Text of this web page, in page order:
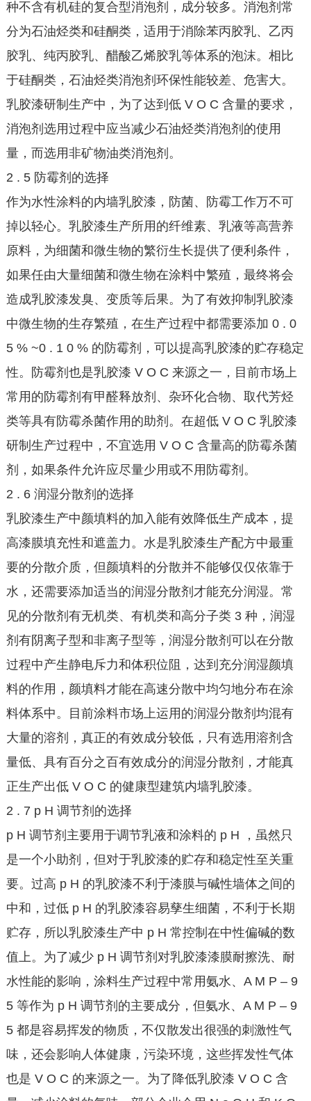
种不含有机硅的复合型消泡剂，成分较多。消泡剂常
分为石油烃类和硅酮类，适用于消除苯丙胶乳、乙丙
胶乳、纯丙胶乳、醋酸乙烯胶乳等体系的泡沫。相比
于硅酮类，石油烃类消泡剂环保性能较差、危害大。
乳胶漆研制生产中，为了达到低 V O C 含量的要求，
消泡剂选用过程中应当减少石油烃类消泡剂的使用
量，而选用非矿物油类消泡剂。
2 . 5 防霉剂的选择
作为水性涂料的内墙乳胶漆，防菌、防霉工作万不可
掉以轻心。乳胶漆生产所用的纤维素、乳液等高营养
原料，为细菌和微生物的繁衍生长提供了便利条件，
如果任由大量细菌和微生物在涂料中繁殖，最终将会
造成乳胶漆发臭、变质等后果。为了有效抑制乳胶漆
中微生物的生存繁殖，在生产过程中都需要添加 0 . 0
5 % ~0 . 1 0 % 的防霉剂，可以提高乳胶漆的贮存稳定
性。防霉剂也是乳胶漆 V O C 来源之一，目前市场上
常用的防霉剂有甲醛释放剂、杂环化合物、取代芳烃
类等具有防霉杀菌作用的助剂。在超低 V O C 乳胶漆
研制生产过程中，不宜选用 V O C 含量高的防霉杀菌
剂，如果条件允许应尽量少用或不用防霉剂。
2 . 6 润湿分散剂的选择
乳胶漆生产中颜填料的加入能有效降低生产成本，提
高漆膜填充性和遮盖力。水是乳胶漆生产配方中最重
要的分散介质，但颜填料的分散并不能够仅仅依靠于
水，还需要添加适当的润湿分散剂才能充分润湿。常
见的分散剂有无机类、有机类和高分子类 3 种，润湿
剂有阴离子型和非离子型等，润湿分散剂可以在分散
过程中产生静电斥力和体积位阻，达到充分润湿颜填
料的作用，颜填料才能在高速分散中均匀地分布在涂
料体系中。目前涂料市场上运用的润湿分散剂均混有
大量的溶剂，真正的有效成分较低，只有选用溶剂含
量低、具有百分之百有效成分的润湿分散剂，才能真
正生产出低 V O C 的健康型建筑内墙乳胶漆。
2 . 7 p H 调节剂的选择
p H 调节剂主要用于调节乳液和涂料的 p H ，虽然只
是一个小助剂，但对于乳胶漆的贮存和稳定性至关重
要。过高 p H 的乳胶漆不利于漆膜与碱性墙体之间的
中和，过低 p H 的乳胶漆容易孳生细菌，不利于长期
贮存，所以乳胶漆生产中 p H 常控制在中性偏碱的数
值上。为了减少 p H 调节剂对乳胶漆漆膜耐擦洗、耐
水性能的影响，涂料生产过程中常用氨水、A M P – 9
5 等作为 p H 调节剂的主要成分，但氨水、A M P – 9
5 都是容易挥发的物质，不仅散发出很强的刺激性气
味，还会影响人体健康，污染环境，这些挥发性气体
也是 V O C 的来源之一。为了降低乳胶漆 V O C 含